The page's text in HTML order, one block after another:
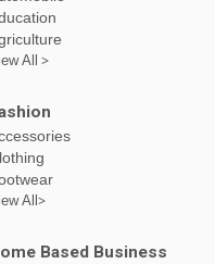
All >
All>
Based Business